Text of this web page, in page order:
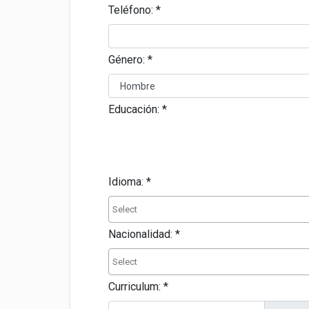
Teléfono: *
Género: *
Educación: *
Idioma: *
Nacionalidad: *
Curriculum: *